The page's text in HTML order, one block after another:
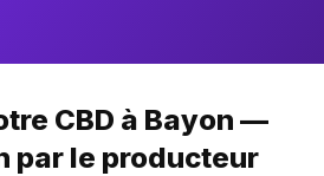
CBD à Bayon —
par le producteur